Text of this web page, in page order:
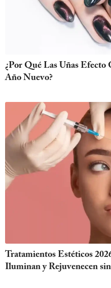
¿Por Qué Las Uñas Efecto
Año Nuevo?
Tratamientos Estéticos
Iluminan y Rejuvenecen